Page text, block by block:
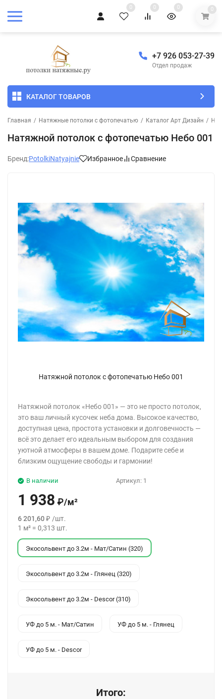
0 0 0 0
+7 926 053-27-39
Отдел продаж
КАТАЛОГ ТОВАРОВ
Главная / Натяжные потолки с фотопечатью / Каталог Арт Дизайн /
Натяжной потолок с фотопечатью Небо 001
Бренд:PotolkiNatyajnie Избранное Сравнение
Натяжной потолок с фотопечатью Небо 001
Натяжной потолок «Небо 001» — это не просто потолок,
это ваш личный кусочек неба дома. Высокое качество,
доступная цена, простота установки и долговечность —
всё это делает его идеальным выбором для создания
уютной атмосферы в вашем доме. Подарите себе и
близким ощущение свободы и гармонии!
Артикул: 1
В наличии
1 938 ₽/м²
6 201,60₽ /шт.
1 м² = 0,313 шт.
Экосольвент до 3.2м - Мат/Сатин (320)
Экосольвент до 3.2м - Глянец (320)
Экосольвент до 3.2м - Descor (310)
УФ до 5 м. - Мат/Сатин УФ до 5 м. - Глянец
УФ до 5 м. - Descor
Итого: